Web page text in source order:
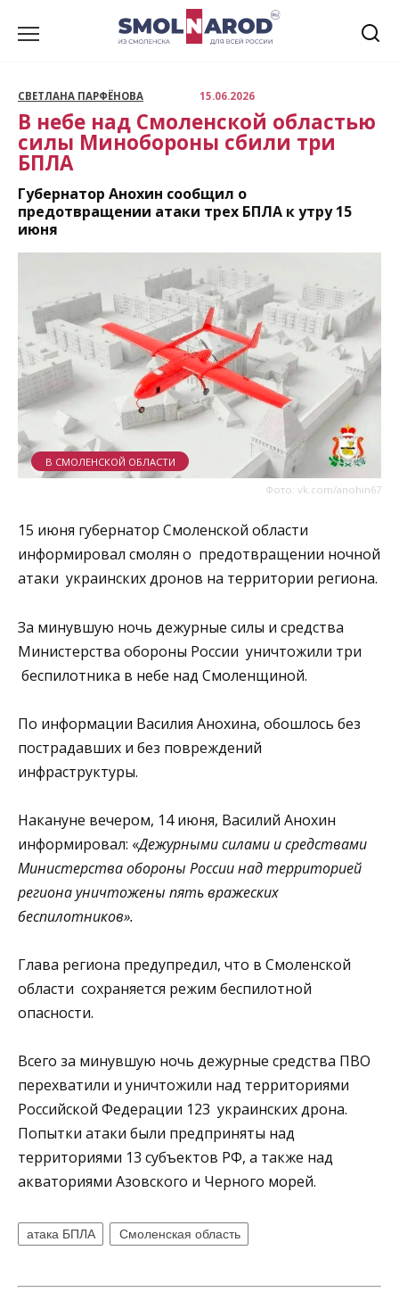
СВЕТЛАНА ПАРФЁНОВА 15.06.2026
В небе над Смоленской областью
силы Минобороны сбили три
БПЛА
Губернатор Анохин сообщил о
предотвращении атаки трех БПЛА к утру 15
июня
Фото: vk.com/anohin67
В СМОЛЕНСКОЙ ОБЛАСТИ
15 июня губернатор Смоленской области
информировал смолян о предотвращении ночной
атаки украинских дронов на территории региона.
За минувшую ночь дежурные силы и средства
Министерства обороны России уничтожили три
беспилотника в небе над Смоленщиной.
По информации Василия Анохина, обошлось без
пострадавших и без повреждений
инфраструктуры.
Накануне вечером, 14 июня, Василий Анохин
информировал: «Дежурными силами и средствами
Министерства обороны России над территорией
региона уничтожены пять вражеских
беспилотников».
Глава региона предупредил, что в Смоленской
области сохраняется режим беспилотной
опасности.
Всего за минувшую ночь дежурные средства ПВО
перехватили и уничтожили над территориями
Российской Федерации 123 украинских дрона.
Попытки атаки были предприняты над
территориями 13 субъектов РФ, а также над
акваториями Азовского и Черного морей.
атака БПЛА Смоленская область